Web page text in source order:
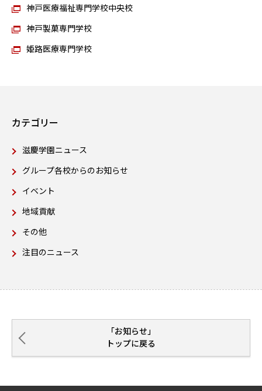
神戸医療福祉専門学校中央校
神戸製菓専門学校
姫路医療専門学校
カテゴリー
滋慶学園ニュース
グループ各校からのお知らせ
イベント
地域貢献
その他
注目のニュース
「お知らせ」
トップに戻る